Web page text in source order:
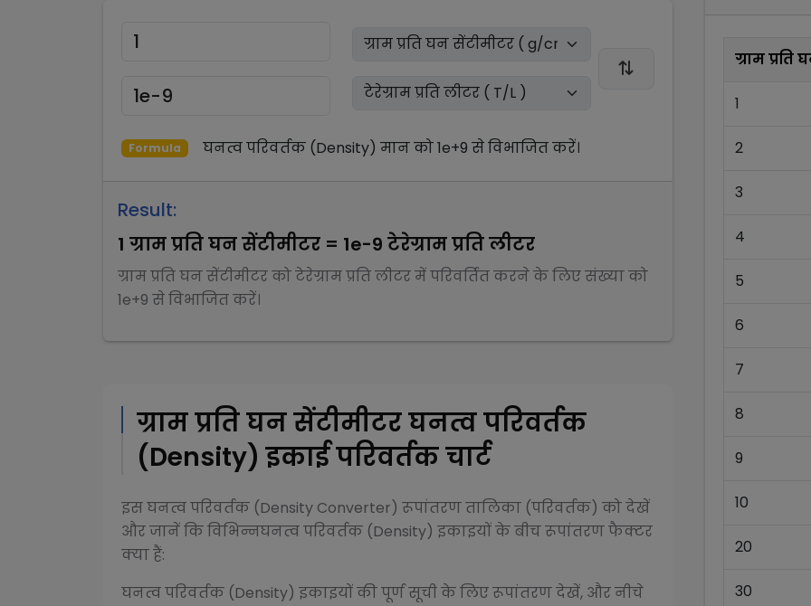
Formula घनत्व परिवर्तक (Density) मान को1e+9 सेविभाजितकरें।
Result:
1 ग्राम प्रति घन सेंटीमीटर = 1e-9 टेरेग्राम प्रति लीटर
ग्राम प्रति घन सेंटीमीटरकोटेरेग्राम प्रति लीटरमें परिवर्तित करने के लिए संख्या को
1e+9 सेविभाजितकरें।
ग्राम प्रति घन सेंटीमीटरघनत्व परिवर्तक
(Density) इकाई परिवर्तक चार्ट
इसघनत्व परिवर्तक (Density Converter) रूपांतरण तालिका (परिवर्तक) को देखें
और जानें कि विभिन्नघनत्व परिवर्तक (Density) इकाइयों के बीच रूपांतरण फैक्टर
क्या हैं:
घनत्व परिवर्तक (Density) इकाइयों की पूर्ण सूची के लिए रूपांतरण देखें, और नीचे
ग्राम प्रति
1
2
3
4
5
6
7
8
9
10
20
30